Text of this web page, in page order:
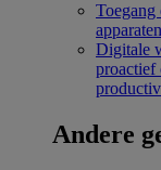
Toegang
Digitale
proactief
Andere